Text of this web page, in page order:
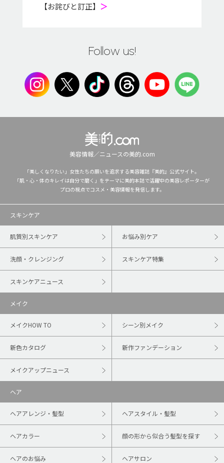
【お詫びと訂正】 ＞
Follow us!
美容情報／ニュースの美的.com
「美しくなりたい」女性たちの願いを追求する美容雑誌『美的』公式サイト。
「肌・心・体のキレイは自分で磨く」をテーマに美的本誌で活躍中の美容レポーターが
プロの視点でコスメ・美容情報を発信します。
スキンケア
肌質別スキンケア お悩み別ケア
洗顔・クレンジング スキンケア特集
スキンケアニュース
メイク
メイクHOW TO シーン別メイク
新色カタログ 新作ファンデーション
メイクアップニュース
ヘア
ヘアアレンジ・髪型 ヘアスタイル・髪型
ヘアカラー 顔の形から似合う髪型を探す
ヘアのお悩み ヘアサロン